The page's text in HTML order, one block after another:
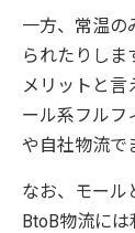
一方、常温の
られたりしま
メリットと言
ール系フルフ
や自社物流で
なお、モール
BtoB物流には